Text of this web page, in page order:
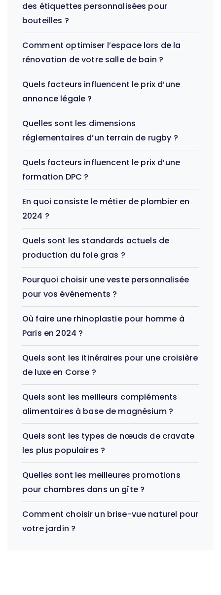
des étiquettes personnalisées pour
bouteilles ?
Comment optimiser l’espace lors de la
rénovation de votre salle de bain ?
Quels facteurs influencent le prix d’une
annonce légale ?
Quelles sont les dimensions
réglementaires d’un terrain de rugby ?
Quels facteurs influencent le prix d’une
formation DPC ?
En quoi consiste le métier de plombier en
2024 ?
Quels sont les standards actuels de
production du foie gras ?
Pourquoi choisir une veste personnalisée
pour vos événements ?
Où faire une rhinoplastie pour homme à
Paris en 2024 ?
Quels sont les itinéraires pour une croisière
de luxe en Corse ?
Quels sont les meilleurs compléments
alimentaires à base de magnésium ?
Quels sont les types de nœuds de cravate
les plus populaires ?
Quelles sont les meilleures promotions
pour chambres dans un gîte ?
Comment choisir un brise-vue naturel pour
votre jardin ?